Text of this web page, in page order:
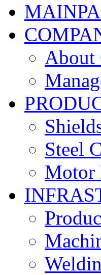
About
Steel
Motor